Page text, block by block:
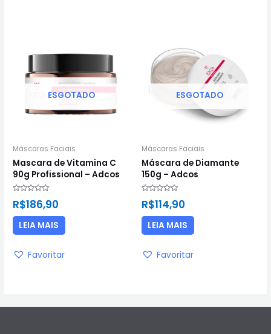
ESGOTADO
Máscaras Faciais
Mascara de Vitamina C
90g Profissional – Adcos
Avaliação
0
5
R$186,90
LEIA MAIS
Favoritar
ESGOTADO
Máscaras Faciais
Máscara de Diamante
150g – Adcos
Avaliação
0
5
R$114,90
LEIA MAIS
Favoritar